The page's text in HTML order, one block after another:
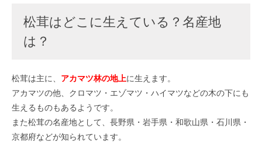
松茸はどこに生えている？名産地
は？
松茸は主に、 アカマツ林の地上に生えます。
アカマツの他、クロマツ・エゾマツ・ハイマツなどの木の下にも
生えるものもあるようです。
また松茸の名産地として、長野県・岩手県・和歌山県・石川県・
京都府などが知られています。